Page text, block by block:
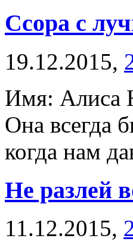
Ссора с
19.12.2015,
Имя: Алиса
Она всегда
когда нам
Не разлей
11.12.2015,